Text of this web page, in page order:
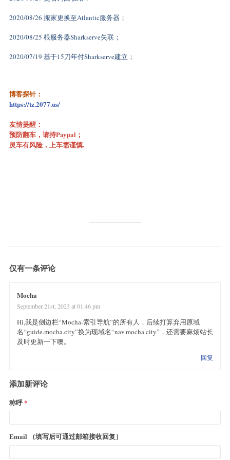
2020/08/26 搬家更换至Atlantic服务器；
2020/08/25 根服务器Sharkserve失联；
2020/07/19 基于15刀年付Sharkserve建立；
博客探针：
https://tz.2077.us/
友情提醒：
预防翻车，请持Paypal；
灵车有风险，上车需谨慎.
仅有一条评论
Mocha
September 21st, 2023 at 01:46 pm
Hi,我是侧边栏“Mocha-索引导航”的所有人，后续打算弃用原域
名“guide.mocha.city”换为现域名“nav.mocha.city”，还需要麻烦站长
及时更新一下噢。
回复
添加新评论
称呼
Email （填写后可通过邮箱接收回复）